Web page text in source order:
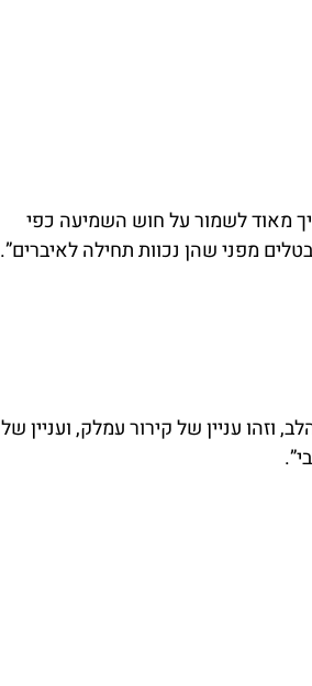
מאוד לשמור על חוש השמיעה כפי
מפני שהן נכוות תחילה לאיברים”.
עניין של קירור עמלק, ועניין של